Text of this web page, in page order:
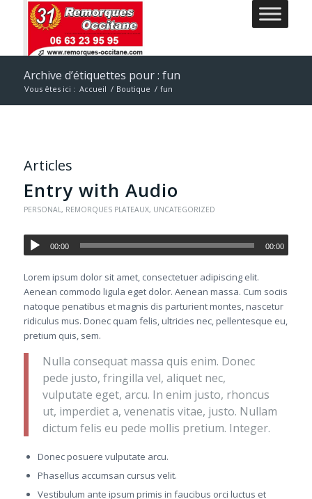
Archive d’étiquettes pour : fun
Vous êtes ici : Accueil / Boutique / fun
Articles
Entry with Audio
PERSONAL, REMORQUES PLATEAUX, UNCATEGORIZED
00:00 00:00
Lorem ipsum dolor sit amet, consectetuer adipiscing elit.
Aenean commodo ligula eget dolor. Aenean massa. Cum sociis
natoque penatibus et magnis dis parturient montes, nascetur
ridiculus mus. Donec quam felis, ultricies nec, pellentesque eu,
pretium quis, sem.
Nulla consequat massa quis enim. Donec
pede justo, fringilla vel, aliquet nec,
vulputate eget, arcu. In enim justo, rhoncus
ut, imperdiet a, venenatis vitae, justo. Nullam
dictum felis eu pede mollis pretium. Integer.
Donec posuere vulputate arcu.
Phasellus accumsan cursus velit.
Vestibulum ante ipsum primis in faucibus orci luctus et